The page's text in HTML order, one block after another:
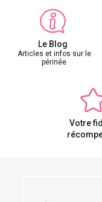
Le Blog
Articles et infos sur le
périnée
Votre